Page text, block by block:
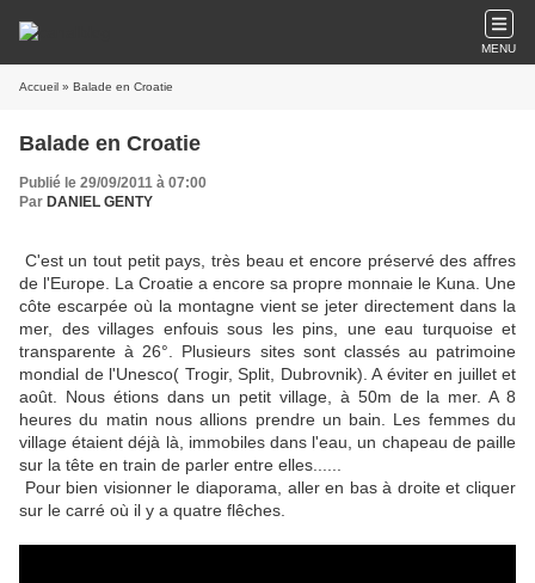
MENU
Accueil » Balade en Croatie
Balade en Croatie
Publié le 29/09/2011 à 07:00
Par DANIEL GENTY
C'est un tout petit pays, très beau et encore préservé des affres
de l'Europe. La Croatie a encore sa propre monnaie le Kuna. Une
côte escarpée où la montagne vient se jeter directement dans la
mer, des villages enfouis sous les pins, une eau turquoise et
transparente à 26°. Plusieurs sites sont classés au patrimoine
mondial de l'Unesco( Trogir, Split, Dubrovnik). A éviter en juillet et
août. Nous étions dans un petit village, à 50m de la mer. A 8
heures du matin nous allions prendre un bain. Les femmes du
village étaient déjà là, immobiles dans l'eau, un chapeau de paille
sur la tête en train de parler entre elles......
Pour bien visionner le diaporama, aller en bas à droite et cliquer
sur le carré où il y a quatre flêches.